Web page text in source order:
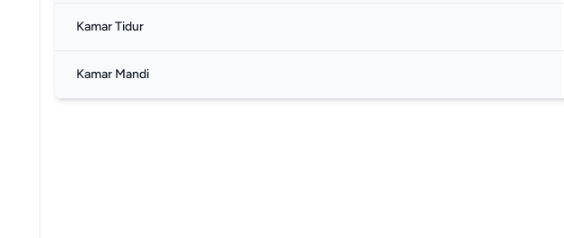
Kamar Tidur
Kamar Mandi